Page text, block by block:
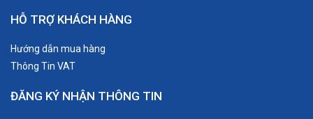
HỖ TRỢ KHÁCH HÀNG
Hướng dẫn mua hàng
Thông Tin VAT
ĐĂNG KÝ NHẬN THÔNG TIN